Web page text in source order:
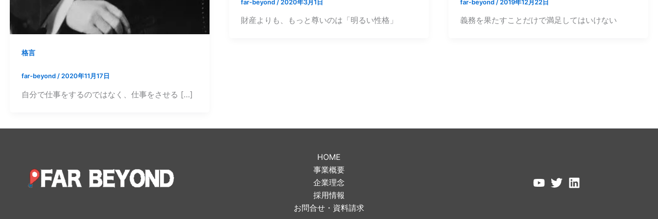
格言
far-beyond/2020年11月17日
自分で仕事をするのではなく、仕事をさせる […]
far-beyond / 2020年3月1日
財産よりも、もっと尊いのは「明るい性格」
far-beyond / 2019年12月22日
義務を果たすことだけで満足してはいけない
HOME
事業概要
企業理念
採用情報
お問合せ・資料請求